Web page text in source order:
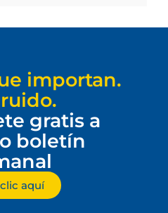
importan.
gratis a
boletín
aquí